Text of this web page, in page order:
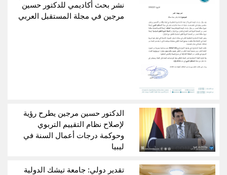
نشر بحث أكاديمي للدكتور حسين
مرجين في مجلة المستقبل العربي
الدكتور حسين مرجين يطرح رؤية
لإصلاح نظام التقييم التربوي
وحوكمة درجات أعمال السنة في
ليبيا
تقدير دولي: جامعة تيشك الدولية